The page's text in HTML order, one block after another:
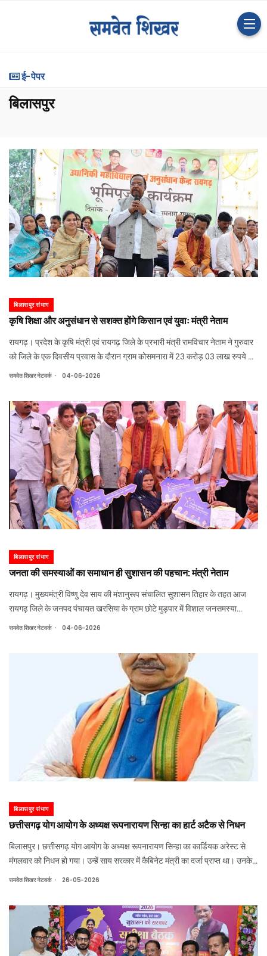
ई-पेपर
बिलासपुर
बिलासपुर संभाग
कृषि शिक्षा और अनुसंधान से सशक्त होंगे किसान एवं युवाः मंत्री नेताम
रायगढ़। प्रदेश के कृषि मंत्री एवं रायगढ़ जिले के प्रभारी मंत्री रामविचार नेताम ने गुरुवार
को जिले के एक दिवसीय प्रवास के दौरान ग्राम कोसमनारा में 23 करोड़ 03 लाख रुपये की
लागत से स्वीकृत उद्यानिकी महाविद्यालय एवं अनुसंधान केंद्र, 100 सीटर बालक छात्रावास
समवेत शिखर नेटवर्क . 04-06-2026
बिलासपुर संभाग
जनता की समस्याओं का समाधान ही सुशासन की पहचान: मंत्री नेताम
रायगढ़। मुख्यमंत्री विष्णु देव साय की मंशानुरूप संचालित सुशासन तिहार के तहत आज
रायगढ़ जिले के जनपद पंचायत खरसिया के ग्राम छोटे मुड़पार में विशाल जनसमस्या
निवारण शिविर का आयोजन किया गया। शिविर में 20 ग्राम पंचायतों के ग्रामीणों ने बड़ी
समवेत शिखर नेटवर्क . 04-06-2026
बिलासपुर संभाग
छत्तीसगढ़ योग आयोग के अध्यक्ष रूपनारायण सिन्हा का हार्ट अटैक से निधन
बिलासपुर। छत्तीसगढ़ योग आयोग के अध्यक्ष रूपनारायण सिन्हा का कार्डियक अरेस्ट से
मंगलवार को निधन हो गया। उन्हें साय सरकार में कैबिनेट मंत्री का दर्जा प्राप्त था। उनके
निधन की खबर से भाजपा और राजनीतिक गलियारों में शोक की लहर है। वे तिफरा में भाजपा
समवेत शिखर नेटवर्क . 26-05-2026